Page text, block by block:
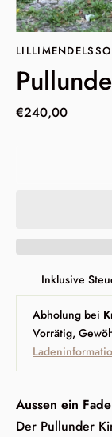
€240,00
Inklusive
Abholung bei
Vorrätig,
Aussen ein
Der Pullunder